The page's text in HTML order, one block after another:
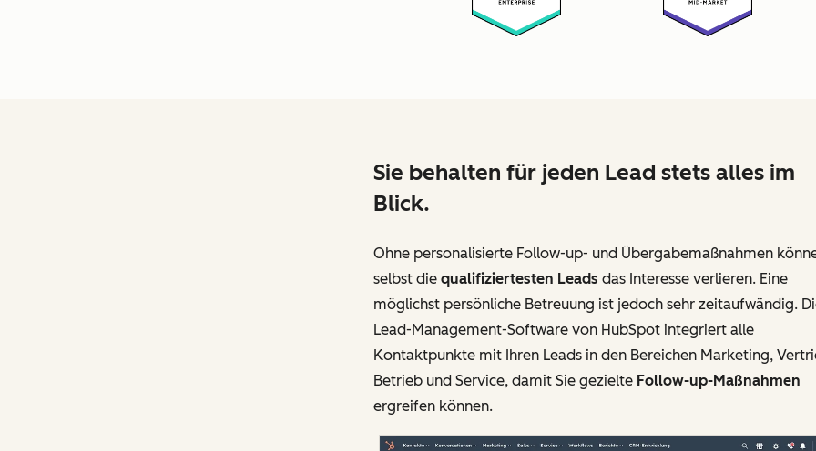
Sie behalten für jeden Lead stets alles im
Blick.
Ohne personalisierte Follow-up- und Übergabemaßnahmen
selbst die qualifiziertesten Leads das Interesse verlieren. Eine
möglichst persönliche Betreuung ist jedoch sehr zeitaufwändig.
Lead-Management-Software von HubSpot integriert alle
Kontaktpunkte mit Ihren Leads in den Bereichen Marketing,
Betrieb und Service, damit Sie gezielte Follow-up-Maßnahmen
ergreifen können.